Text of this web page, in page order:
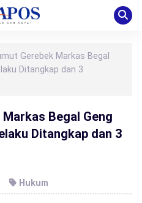
Gerebek Markas Begal
Ditangkap dan 3
Begal Geng
Ditangkap dan 3
Hukum